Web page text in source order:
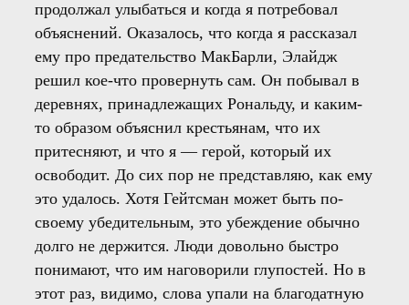
продолжал улыбаться и когда я потребовал
объяснений. Оказалось, что когда я рассказал
ему про предательство МакБарли, Элайдж
решил кое-что провернуть сам. Он побывал в
деревнях, принадлежащих Рональду, и каким-
то образом объяснил крестьянам, что их
притесняют, и что я — герой, который их
освободит. До сих пор не представляю, как ему
это удалось. Хотя Гейтсман может быть по-
своему убедительным, это убеждение обычно
долго не держится. Люди довольно быстро
понимают, что им наговорили глупостей. Но в
этот раз, видимо, слова упали на благодатную